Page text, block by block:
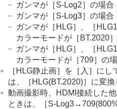
インターバル撮影機能
より高解像の静止画を撮
画質や記録形式を設定する
タッチ機能を使う
シャッターの設定
ズームする
フラッシュを使う
手ブレを補正する
レンズ補正 （静止画/動画
ノイズリダクション
ガンマが ［S-Log2］ の場合
ガンマが ［S-Log3］ の場合
ガンマが ［HLG］ ［HLG1
カラーモードが ［BT.2020］
ガンマが ［HLG］ ［HLG1
カラーモードが ［709］ の
［HLG静止画］
を ［入］ にし
は、
［HLG(BT.2020)］ に変換
動画撮影時、HDMI接続した
ときは、［S-